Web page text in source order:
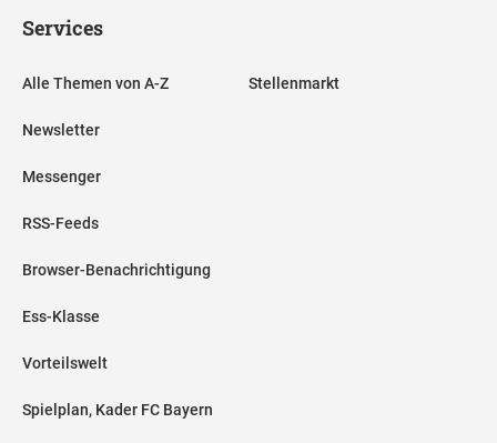
Services
Alle Themen von A-Z
Newsletter
Messenger
RSS-Feeds
Browser-Benachrichtigung
Ess-Klasse
Vorteilswelt
Spielplan, Kader FC Bayern
Stellenmarkt